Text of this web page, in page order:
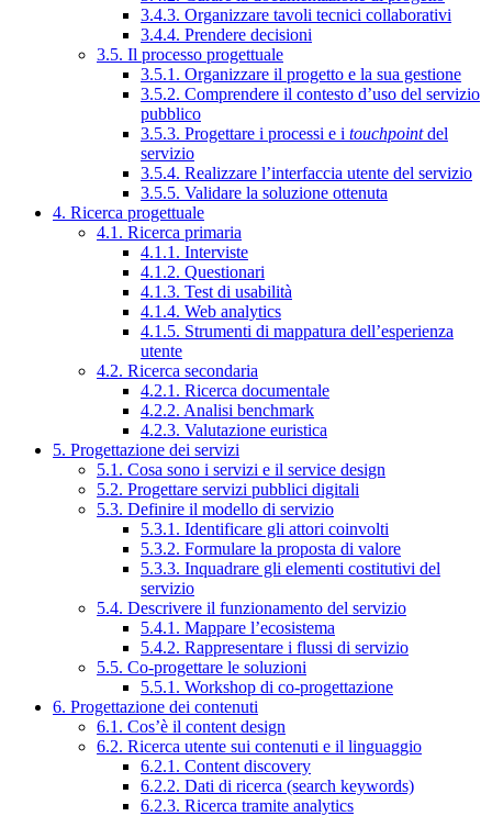
3.4.3. Organizzare tavoli tecnici collaborativi
3.4.4. Prendere decisioni
3.5. Il processo progettuale
3.5.1. Organizzare il progetto e la sua gestione
3.5.2. Comprendere il contesto d’uso del servizio
pubblico
3.5.3. Progettare i processi e i touchpointdel
servizio
3.5.4. Realizzare l’interfaccia utente del servizio
3.5.5. Validare la soluzione ottenuta
4. Ricerca progettuale
4.1. Ricerca primaria
4.1.1. Interviste
4.1.2. Questionari
4.1.3. Test di usabilità
4.1.4. Web analytics
4.1.5. Strumenti di mappatura dell’esperienza
utente
4.2. Ricerca secondaria
4.2.1. Ricerca documentale
4.2.2. Analisi benchmark
4.2.3. Valutazione euristica
5. Progettazione dei servizi
5.1. Cosa sono i servizi e il service design
5.2. Progettare servizi pubblici digitali
5.3. Definire il modello di servizio
5.3.1. Identificare gli attori coinvolti
5.3.2. Formulare la proposta di valore
5.3.3. Inquadrare gli elementi costitutivi del
servizio
5.4. Descrivere il funzionamento del servizio
5.4.1. Mappare l’ecosistema
5.4.2. Rappresentare i flussi di servizio
5.5. Co-progettare le soluzioni
5.5.1. Workshop di co-progettazione
6. Progettazione dei contenuti
6.1. Cos’è il content design
6.2. Ricerca utente sui contenuti e il linguaggio
6.2.1. Content discovery
6.2.2. Dati di ricerca (search keywords)
6.2.3. Ricerca tramite analytics